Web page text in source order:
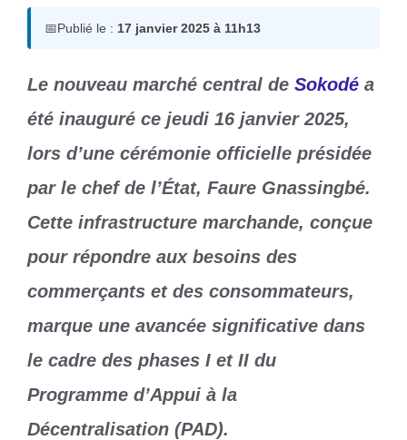
📅Publié le : 17 janvier 2025 à 11h13
Le nouveau marché central de Sokodé a
été inauguré ce jeudi 16 janvier 2025,
lors d’une cérémonie officielle présidée
par le chef de l’État, Faure Gnassingbé.
Cette infrastructure marchande, conçue
pour répondre aux besoins des
commerçants et des consommateurs,
marque une avancée significative dans
le cadre des phases I et II du
Programme d’Appui à la
Décentralisation (PAD).